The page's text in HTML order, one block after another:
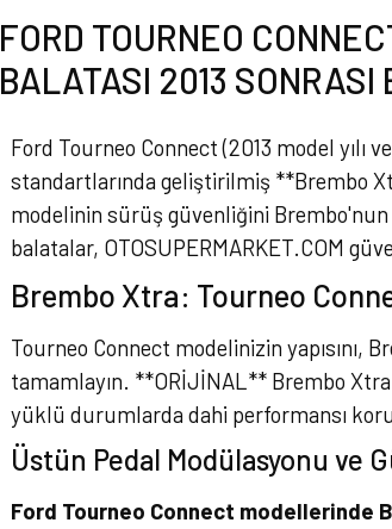
FORD TOURNEO
BALATASI 2013 SONRASI
Ford Tourneo Connect (2013 model yılı
standartlarında geliştirilmiş **Brembo
modelinin sürüş güvenliğini
balatalar, OTOSUPERMARKET.COM
Brembo Xtra: Tourneo
Tourneo Connect modelinizin
tamamlayın. **ORİJİNAL** Brembo Xtra
yüklü durumlarda dahi performansı
Üstün Pedal Modülasyonu ve
Ford Tourneo Connect